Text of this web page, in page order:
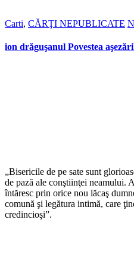
Carti, CĂRŢI NEPUBLICATE
ion drăguşanul Povestea
„Bisericile de pe sate sunt
de pază ale conştiinţei neamului.
întăresc prin orice nou lăcaş
comună şi legătura intimă, care
credincioşi”.